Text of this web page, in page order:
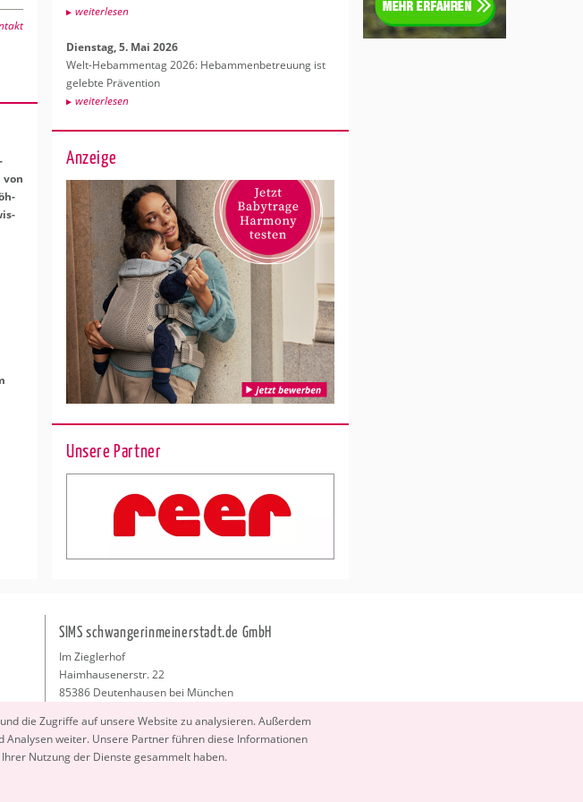
von
wei­ter­le­sen
Diens­tag, 5. Mai 2026
Welt-Heb­am­men­tag 2026: Heb­am­men­be­treu­ung ist
ge­leb­te Prä­ven­ti­on
wei­ter­le­sen
Anzeige
Unsere Partner
die Zu­grif­fe auf un­se­re Web­site zu ana­ly­sie­ren. Au­ßer­dem
wei­ter. Un­se­re Part­ner füh­ren diese In­for­ma­tio­nen
Nut­zung der Diens­te ge­sam­melt haben.
SIMS schwangerinmeinerstadt.de GmbH
Im Zieglerhof
Haimhausenerstr. 22
85386 Deutenhausen bei München